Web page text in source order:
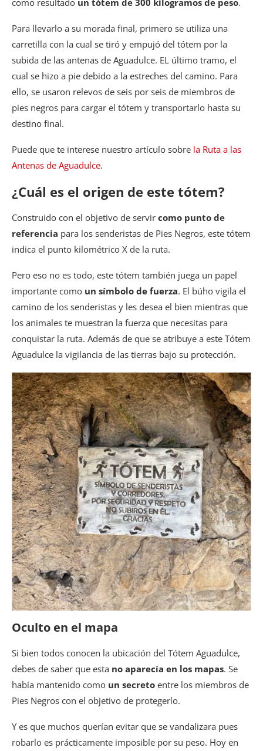
Para llevarlo a su morada final, primero se utiliza una
carretilla con la cual se tiró y empujó del tótem por la
subida de las antenas de Aguadulce. EL último tramo, el
cual se hizo a pie debido a la estreches del camino. Para
ello, se usaron relevos de seis por seis de miembros de
pies negros para cargar el tótem y transportarlo hasta su
destino final.
Puede que te interese nuestro artículo sobre la Ruta a las
Antenas de Aguadulce.
¿Cuál es el origen de este tótem?
Construido con el objetivo de servir como punto de
referencia para los senderistas de Pies Negros, este tótem
indica el punto kilométrico X de la ruta.
Pero eso no es todo, este tótem también juega un papel
importante como un símbolo de fuerza. El búho vigila el
camino de los senderistas y les desea el bien mientras que
los animales te muestran la fuerza que necesitas para
conquistar la ruta. Además de que se atribuye a este Tótem
Aguadulce la vigilancia de las tierras bajo su protección.
Oculto en el mapa
Si bien todos conocen la ubicación del Tótem Aguadulce,
debes de saber que esta no aparecía en los mapas. Se
había mantenido como un secreto entre los miembros de
Pies Negros con el objetivo de protegerlo.
Y es que muchos querían evitar que se vandalizara pues
robarlo es prácticamente imposible por su peso. Hoy en